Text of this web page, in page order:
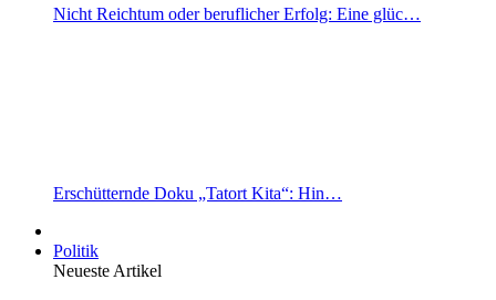
Nicht Reichtum oder beruflicher Erfolg: Eine glüc…
Erschütternde Doku „Tatort Kita“: Hin…
Politik
Neueste Artikel